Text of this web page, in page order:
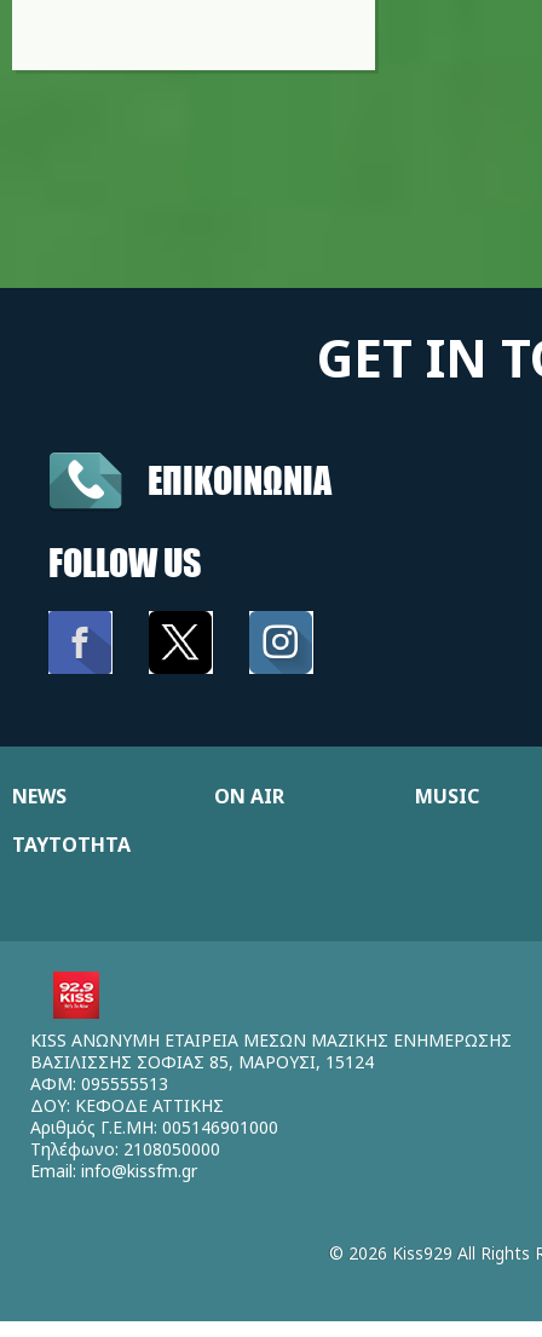
GET IN
ΕΠΙΚΟΙΝΩΝΙΑ
FOLLOW US
NEWS ON AIR
MUSIC
ΤΑΥΤΟΤΗΤΑ
KISS ΑΝΩΝΥΜΗ ΕΤΑΙΡΕΙΑ ΜΕΣΩΝ ΜΑΖΙΚΗΣ ΕΝΗΜΕΡΩΣΗΣ
ΒΑΣΙΛΙΣΣΗΣ ΣΟΦΙΑΣ 85, ΜΑΡΟΥΣΙ, 15124
ΑΦΜ: 095555513
ΔΟΥ: ΚΕΦΟΔΕ ΑΤΤΙΚΗΣ
Αριθμός Γ.Ε.ΜΗ: 005146901000
Τηλέφωνο: 2108050000
Email: info@kissfm.gr
© 2026 Kiss929 All Rights